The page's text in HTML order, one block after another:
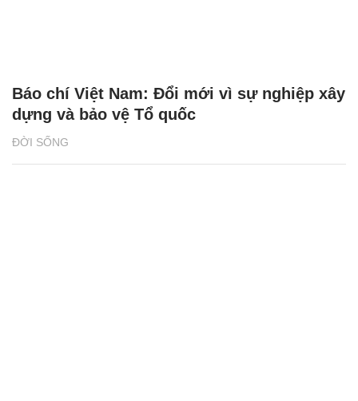
ĐỜI SỐNG
Báo chí Việt Nam: Đổi mới vì sự nghiệp xây
dựng và bảo vệ Tổ quốc